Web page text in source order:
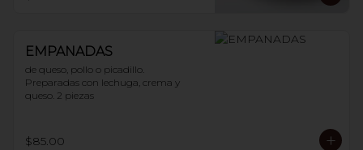
EMPANADAS
de queso, pollo o picadillo.
Preparadas con lechuga, crema y
queso. 2 piezas
$85.00